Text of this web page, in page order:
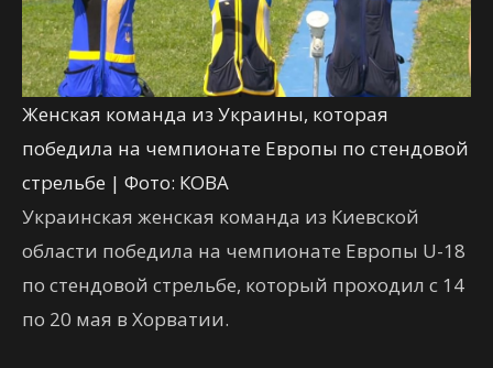
Женская команда из Украины, которая
победила на чемпионате Европы по стендовой
стрельбе | Фото: КОВА
Украинская женская команда из Киевской
области победила на чемпионате Европы U-18
по стендовой стрельбе, который проходил с 14
по 20 мая в Хорватии.